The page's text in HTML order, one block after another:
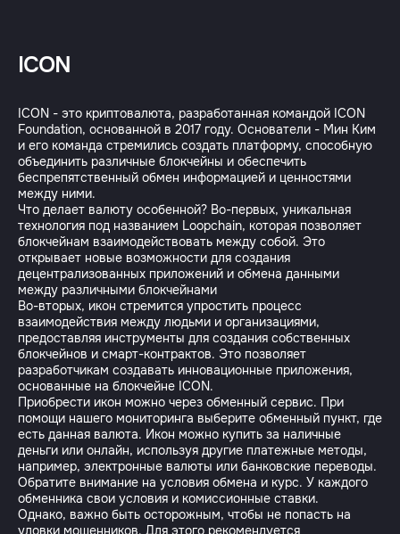
ICON
ICON - это криптовалюта, разработанная командой ICON
Foundation, основанной в 2017 году. Основатели - Мин Ким
и его команда стремились создать платформу, способную
объединить различные блокчейны и обеспечить
беспрепятственный обмен информацией и ценностями
между ними.
Что делает валюту особенной? Во-первых, уникальная
технология под названием Loopchain, которая позволяет
блокчейнам взаимодействовать между собой. Это
открывает новые возможности для создания
децентрализованных приложений и обмена данными
между различными блокчейнами
Во-вторых, икон стремится упростить процесс
взаимодействия между людьми и организациями,
предоставляя инструменты для создания собственных
блокчейнов и смарт-контрактов. Это позволяет
разработчикам создавать инновационные приложения,
основанные на блокчейне ICON.
Приобрести икон можно через обменный сервис. При
помощи нашего мониторинга выберите обменный пункт, где
есть данная валюта. Икон можно купить за наличные
деньги или онлайн, используя другие платежные методы,
например, электронные валюты или банковские переводы.
Обратите внимание на условия обмена и курс. У каждого
обменника свои условия и комиссионные ставки.
Однако, важно быть осторожным, чтобы не попасть на
уловки мошенников. Для этого рекомендуется